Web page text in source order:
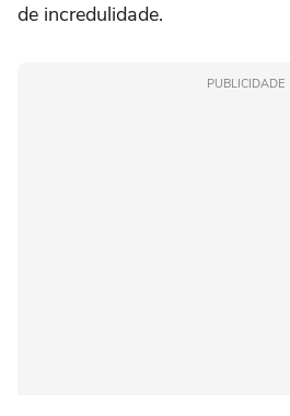
de incredulidade.
PUBLICIDADE